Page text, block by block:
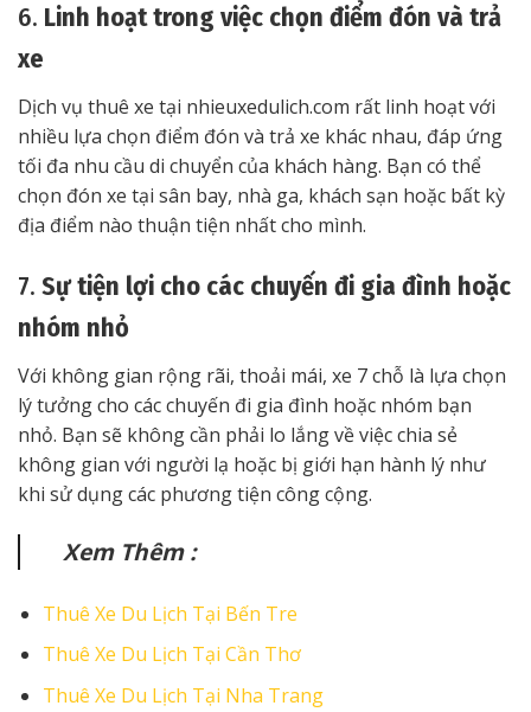
6. Linh hoạt trong việc chọn điểm đón và trả
xe
Dịch vụ thuê xe tại nhieuxedulich.com rất linh hoạt với
nhiều lựa chọn điểm đón và trả xe khác nhau, đáp ứng
tối đa nhu cầu di chuyển của khách hàng. Bạn có thể
chọn đón xe tại sân bay, nhà ga, khách sạn hoặc bất kỳ
địa điểm nào thuận tiện nhất cho mình.
7. Sự tiện lợi cho các chuyến đi gia đình hoặc
nhóm nhỏ
Với không gian rộng rãi, thoải mái, xe 7 chỗ là lựa chọn
lý tưởng cho các chuyến đi gia đình hoặc nhóm bạn
nhỏ. Bạn sẽ không cần phải lo lắng về việc chia sẻ
không gian với người lạ hoặc bị giới hạn hành lý như
khi sử dụng các phương tiện công cộng.
Xem Thêm :
Thuê Xe Du Lịch Tại Bến Tre
Thuê Xe Du Lịch Tại Cần Thơ
Thuê Xe Du Lịch Tại Nha Trang